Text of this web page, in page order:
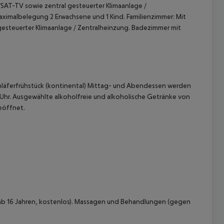
TV sowie zentral gesteuerter Klimaanlage /
2 Erwachsene und 1 Kind. Familienzimmer: Mit
Klimaanlage / Zentralheinzung. Badezimmer mit
(kontinental) Mittag- und Abendessen werden
Ausgewählte alkoholfreie und alkoholische Getränke von
16 Jahren, kostenlos). Massagen und Behandlungen (gegen